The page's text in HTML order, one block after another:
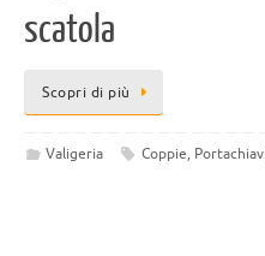
scatola
Scopri di più
Valigeria Coppie, Portachiavi